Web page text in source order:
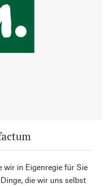
wir in Eigenregie für Sie
die wir uns selbst